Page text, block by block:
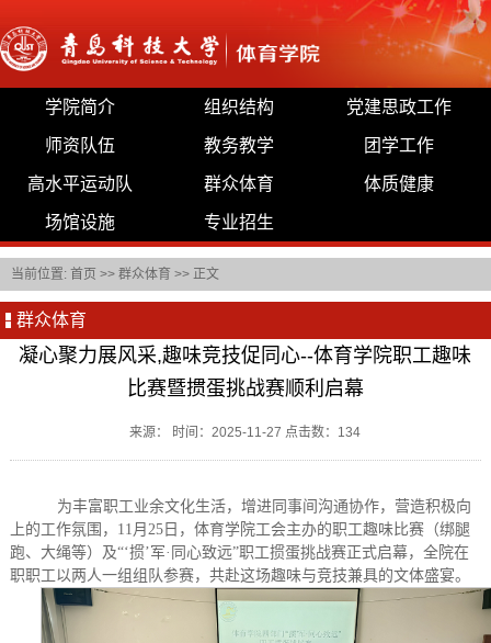
学院简介 组织结构 党建思政工作
师资队伍 教务教学 团学工作
高水平运动队 群众体育 体质健康
场馆设施 专业招生
当前位置: 首页 >> 群众体育 >> 正文
群众体育
凝心聚力展风采,趣味竞技促同心--体育学院职工趣味
比赛暨掼蛋挑战赛顺利启幕
来源： 时间：2025-11-27 点击数： 134
为丰富职工业余文化生活，增进同事间沟通协作，营造积极向
上的工作氛围， 11月25日，体育学院工会主办的职工趣味比赛（绑腿
跑、大绳等）及“‘掼’军·同心致远”职工掼蛋挑战赛正式启幕，全院在
职职工以两人一组组队参赛，共赴这场趣味与竞技兼具的文体盛宴。